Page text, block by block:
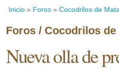
Inicio » Foros » Cocodrilos de
Foros / Cocodrilos de
Nueva olla de